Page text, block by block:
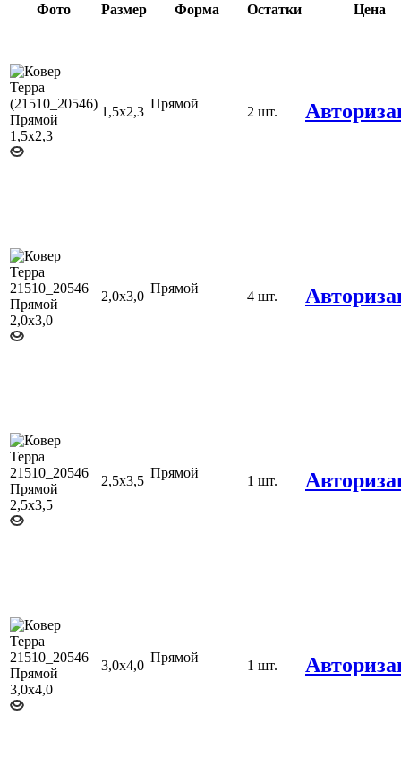
Фото
Размер Форма Остатки Цена
1,5х2,3
Прямой
2 шт.
2,0х3,0
Прямой
4 шт.
2,5х3,5
Прямой
1 шт.
3,0х4,0
Прямой
1 шт.